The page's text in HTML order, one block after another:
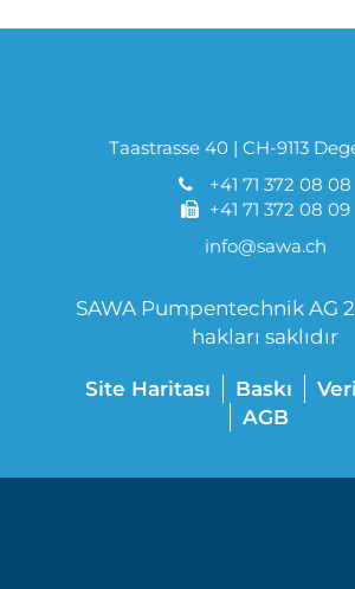
Taastrasse 40 | CH-9113
+41 71 372 08 08
+41 71 372 08 09
info@sawa.ch
SAWA Pumpentechnik AG
hakları saklıdır
Site Haritası Baskı
AGB